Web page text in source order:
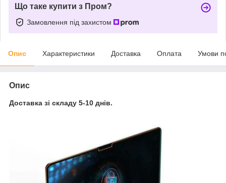
Що таке купити з Пром?
Замовлення під захистом
Опис Характеристики Доставка Оплата Умови
Опис
Доставка зі складу 5-10 днів.